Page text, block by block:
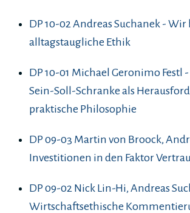
DP 10-02 Andreas Suchanek -
alltagstaugliche Ethik
DP 10-01 Michael Geronimo Festl
Sein-Soll-Schranke als
praktische Philosophie
DP 09-03 Martin von Broock,
Investitionen in den Faktor
DP 09-02 Nick Lin-Hi, Andreas
Wirtschaftsethische